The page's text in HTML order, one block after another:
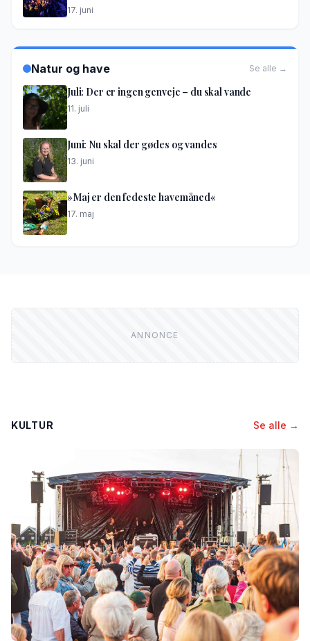
17. juni
Natur og have Se alle →
Juli: Der er ingen genveje – du skal vande
11. juli
Juni: Nu skal der gødes og vandes
13. juni
»Maj er den fedeste havemåned«
17. maj
KULTUR Se alle →